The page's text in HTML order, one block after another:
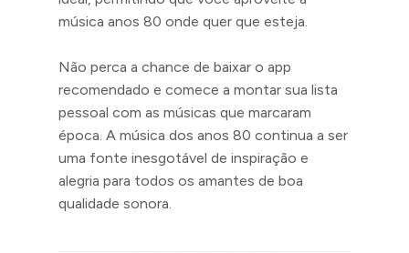
música anos 80 onde quer que esteja.
Não perca a chance de baixar o app
recomendado e comece a montar sua lista
pessoal com as músicas que marcaram
época. A música dos anos 80 continua a ser
uma fonte inesgotável de inspiração e
alegria para todos os amantes de boa
qualidade sonora.